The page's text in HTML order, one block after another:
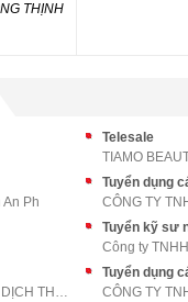
THỊNH
Telesale
TIAMO
Ph
Tuyển dụng
Tuyển kỹ sư
Công ty
CTY CP TƯ VẤN XÂY DỰNG – THƯƠNG MẠI – DỊCH THUẬT P
Tuyển dụng